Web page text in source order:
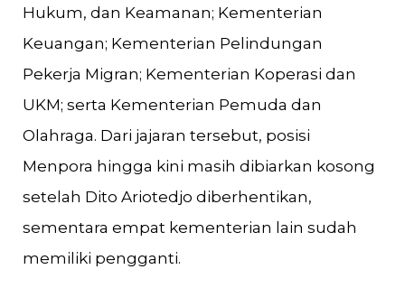
Hukum, dan Keamanan; Kementerian
Keuangan; Kementerian Pelindungan
Pekerja Migran; Kementerian Koperasi dan
UKM; serta Kementerian Pemuda dan
Olahraga. Dari jajaran tersebut, posisi
Menpora hingga kini masih dibiarkan kosong
setelah Dito Ariotedjo diberhentikan,
sementara empat kementerian lain sudah
memiliki pengganti.